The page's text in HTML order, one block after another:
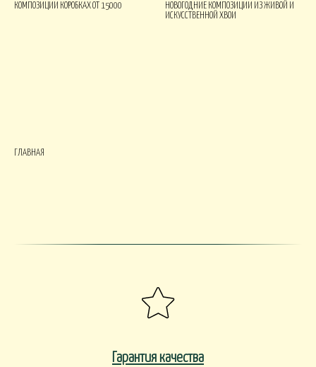
КОМПОЗИЦИИ КОРОБКАХ ОТ 15000
НОВОГОДНИЕ КОМПОЗИЦИИ ИЗ ЖИВОЙ И
ИСКУССТВЕННОЙ ХВОИ
ГЛАВНАЯ
Гарантия качества